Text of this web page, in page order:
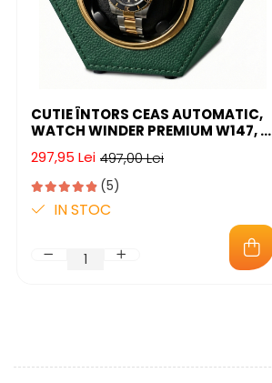
CUTIE ÎNTORS CEAS AUTOMATIC,
WATCH WINDER PREMIUM W147, 1
MOTOR SILENȚIOS, ALIMENTARE LA
PRIZĂ
497,00 Lei
297,95 Lei
(5)
IN STOC